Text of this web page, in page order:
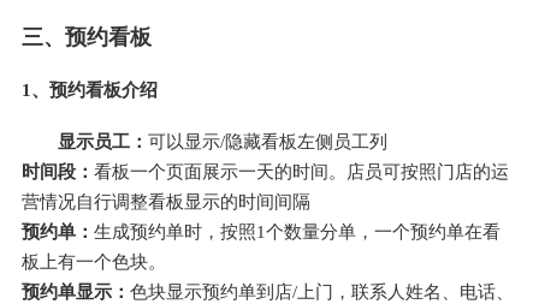
三、预约看板
1、预约看板介绍
显示员工： 可以显示/隐藏看板左侧员工列
时间段： 看板一个页面展示一天的时间。店员可按照门店的运
营情况自行调整看板显示的时间间隔
预约单： 生成预约单时，按照1个数量分单，一个预约单在看
板上有一个色块。
预约单显示： 色块显示预约单到店/上门，联系人姓名、电话、